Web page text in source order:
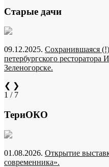
Старые дачи
09.12.2025. Сохранившаяся
петербургского
Зеленогорске.
❮ ❯
1 / 7
ТериОКО
01.08.2026. Открытие
современника».